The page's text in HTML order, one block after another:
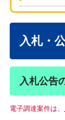
入札・
入札公告
電子調達案件は、